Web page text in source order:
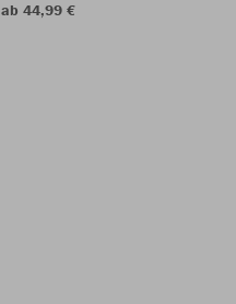
ab 44,99 €